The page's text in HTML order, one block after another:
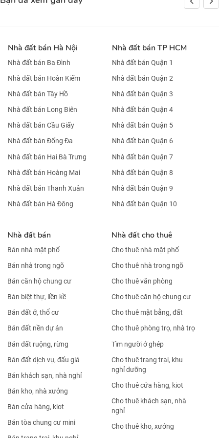
Nhà đất bán Hà Nội
Nhà đất bán Ba Đình
Nhà đất bán Hoàn Kiếm
Nhà đất bán Tây Hồ
Nhà đất bán Long Biên
Nhà đất bán Cầu Giấy
Nhà đất bán Đống Đa
Nhà đất bán Hai Bà Trưng
Nhà đất bán Hoàng Mai
Nhà đất bán Thanh Xuân
Nhà đất bán Hà Đông
Nhà đất bán TP HCM
Nhà đất bán Quận 1
Nhà đất bán Quận 2
Nhà đất bán Quận 3
Nhà đất bán Quận 4
Nhà đất bán Quận 5
Nhà đất bán Quận 6
Nhà đất bán Quận 7
Nhà đất bán Quận 8
Nhà đất bán Quận 9
Nhà đất bán Quận 10
Nhà đất bán
Bán nhà mặt phố
Bán nhà trong ngõ
Bán căn hộ chung cư
Bán biệt thự, liền kề
Bán đất ở, thổ cư
Bán đất nền dự án
Bán đất ruộng, rừng
Bán đất dịch vụ, đấu giá
Bán khách sạn, nhà nghỉ
Bán kho, nhà xưởng
Bán cửa hàng, kiot
Bán tòa chung cư mini
Nhà đất cho thuê
Cho thuê nhà mặt phố
Cho thuê nhà trong ngõ
Cho thuê văn phòng
Cho thuê căn hộ chung cư
Cho thuê mặt bằng, đất
Cho thuê phòng trọ, nhà trọ
Tìm người ở ghép
Cho thuê trang trại, khu
nghỉ dưỡng
Cho thuê cửa hàng, kiot
Cho thuê khách sạn, nhà
nghỉ
Cho thuê kho, xưởng